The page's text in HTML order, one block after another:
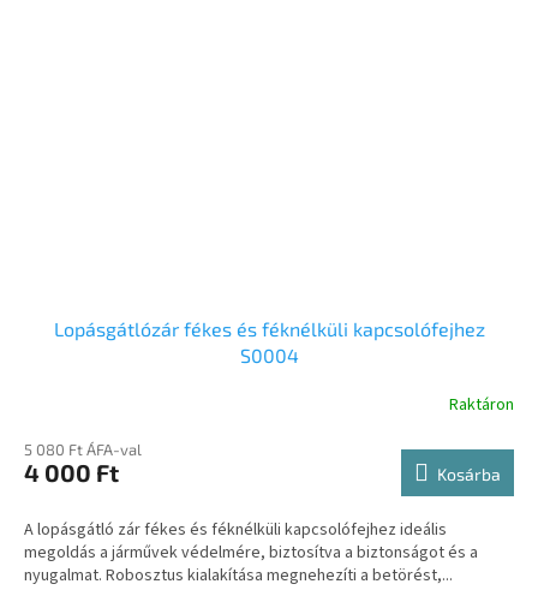
Lopásgátlózár fékes és féknélküli kapcsolófejhez
S0004
Raktáron
5 080 Ft ÁFA-val
4 000 Ft Kosárba
A lopásgátló zár fékes és féknélküli kapcsolófejhez ideális
megoldás a járművek védelmére, biztosítva a biztonságot és a
nyugalmat. Robosztus kialakítása megnehezíti a betörést,...